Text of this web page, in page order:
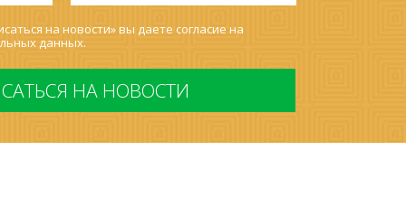
*
на новости» вы даете согласие на
данных.